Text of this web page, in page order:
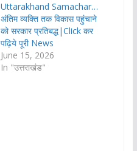
Uttarakhand Samachar…
अंतिम व्यक्ति तक विकास पहुंचाने
को सरकार प्रतिबद्ध|Click कर
पढ़िये पूरी News
June 15, 2026
In "उत्तराखंड"